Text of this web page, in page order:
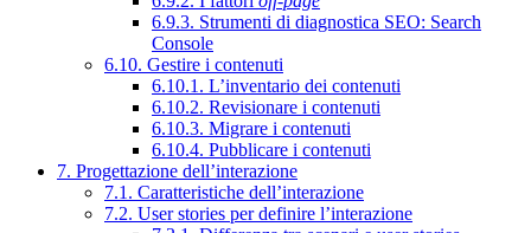
6.9.3. Strumenti di diagnostica SEO: Search
Console
6.10. Gestire i contenuti
6.10.1. L’inventario dei contenuti
6.10.2. Revisionare i contenuti
6.10.3. Migrare i contenuti
6.10.4. Pubblicare i contenuti
7. Progettazione dell’interazione
7.1. Caratteristiche dell’interazione
7.2. User stories per definire l’interazione